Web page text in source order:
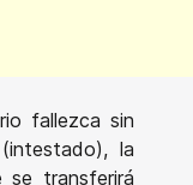
fallezca sin
la
se transferirá